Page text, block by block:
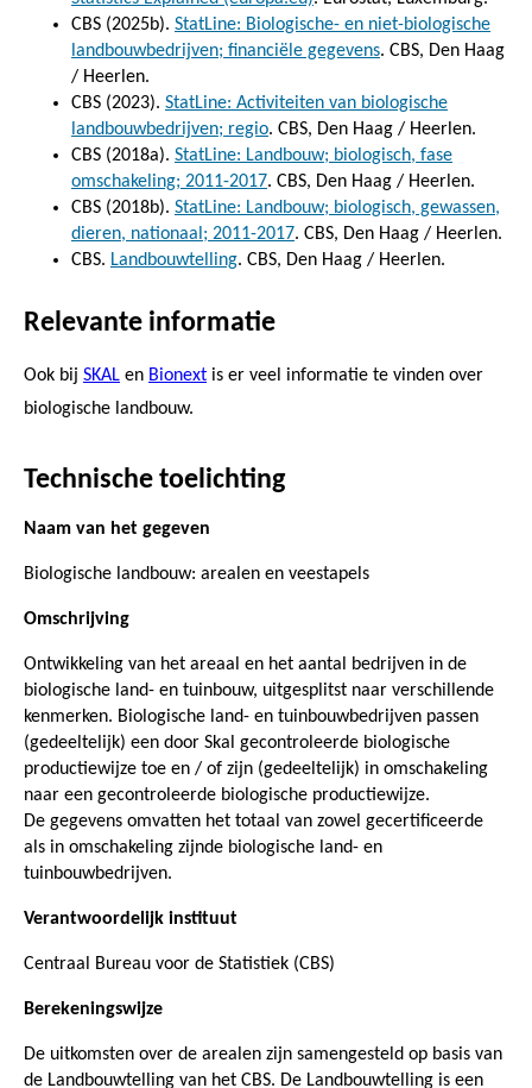
CBS (2025b). StatLine: Biologische- en niet-biologische
landbouwbedrijven; financiële gegevens. CBS, Den Haag
/ Heerlen.
CBS (2023). StatLine: Activiteiten van biologische
landbouwbedrijven; regio. CBS, Den Haag / Heerlen.
CBS (2018a). StatLine: Landbouw; biologisch, fase
omschakeling; 2011-2017. CBS, Den Haag / Heerlen.
CBS (2018b). StatLine: Landbouw; biologisch, gewassen,
dieren, nationaal; 2011-2017. CBS, Den Haag / Heerlen.
CBS. Landbouwtelling. CBS, Den Haag / Heerlen.
Relevante informatie
Ook bij SKAL en Bionext is er veel informatie te vinden over
biologische landbouw.
Technische toelichting
Naam van het gegeven
Biologische landbouw: arealen en veestapels
Omschrijving
Ontwikkeling van het areaal en het aantal bedrijven in de
biologische land- en tuinbouw, uitgesplitst naar verschillende
kenmerken. Biologische land- en tuinbouwbedrijven passen
(gedeeltelijk) een door Skal gecontroleerde biologische
productiewijze toe en / of zijn (gedeeltelijk) in omschakeling
naar een gecontroleerde biologische productiewijze.
De gegevens omvatten het totaal van zowel gecertificeerde
als in omschakeling zijnde biologische land- en
tuinbouwbedrijven.
Verantwoordelijk instituut
Centraal Bureau voor de Statistiek (CBS)
Berekeningswijze
De uitkomsten over de arealen zijn samengesteld op basis van
de Landbouwtelling van het CBS. De Landbouwtelling is een